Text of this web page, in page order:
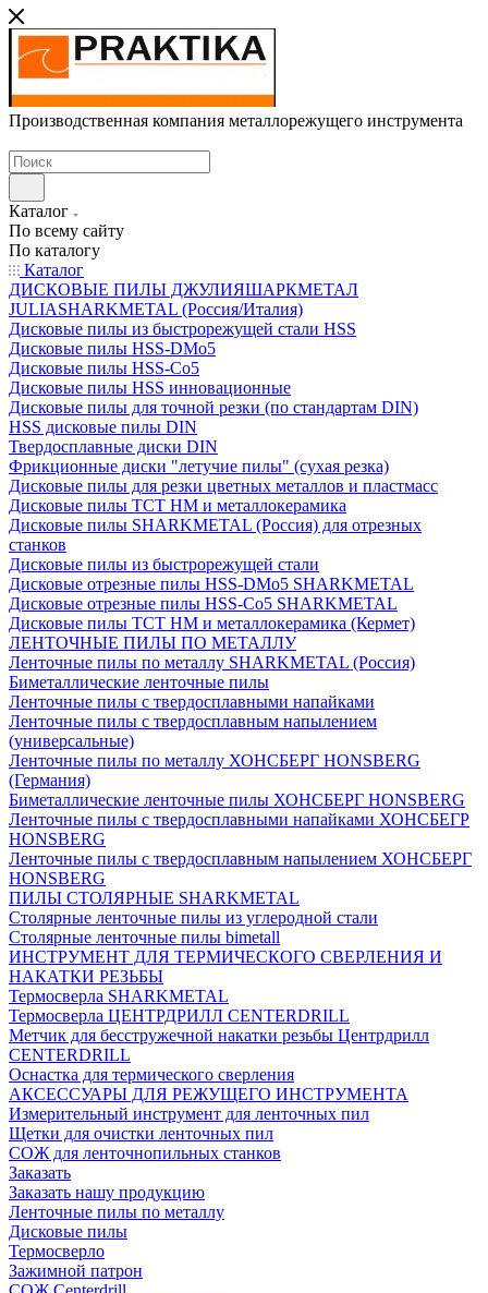
Производственная компания металлорежущего инструмента
Каталог
По всему сайту
По каталогу
Каталог
ДИСКОВЫЕ ПИЛЫ ДЖУЛИЯШАРКМЕТАЛ
JULIASHARKMETAL (Россия/Италия)
Дисковые пилы из быстрорежущей стали HSS
Дисковые пилы HSS-DMo5
Дисковые пилы HSS-Co5
Дисковые пилы HSS инновационные
Дисковые пилы для точной резки (по стандартам DIN)
HSS дисковые пилы DIN
Твердосплавные диски DIN
Фрикционные диски "летучие пилы" (сухая резка)
Дисковые пилы для резки цветных металлов и пластмасс
Дисковые пилы ТСТ НМ и металлокерамика
Дисковые пилы SHARKMETAL (Россия) для отрезных
станков
Дисковые пилы из быстрорежущей стали
Дисковые отрезные пилы HSS-DMo5 SHARKMETAL
Дисковые отрезные пилы HSS-Co5 SHARKMETAL
Дисковые пилы ТСТ НМ и металлокерамика (Кермет)
ЛЕНТОЧНЫЕ ПИЛЫ ПО МЕТАЛЛУ
Ленточные пилы по металлу SHARKMETAL (Россия)
Биметаллические ленточные пилы
Ленточные пилы с твердосплавными напайками
Ленточные пилы с твердосплавным напылением
(универсальные)
Ленточные пилы по металлу ХОНСБЕРГ HONSBERG
(Германия)
Биметаллические ленточные пилы ХОНСБЕРГ HONSBERG
Ленточные пилы с твердосплавными напайками ХОНСБЕГР
HONSBERG
Ленточные пилы с твердосплавным напылением ХОНСБЕРГ
HONSBERG
ПИЛЫ СТОЛЯРНЫЕ SHARKMETAL
Столярные ленточные пилы из углеродной стали
Столярные ленточные пилы bimetall
ИНСТРУМЕНТ ДЛЯ ТЕРМИЧЕСКОГО СВЕРЛЕНИЯ И
НАКАТКИ РЕЗЬБЫ
Термосверла SHARKMETAL
Термосверла ЦЕНТРДРИЛЛ CENTERDRILL
Метчик для бесстружечной накатки резьбы Центрдрилл
CENTERDRILL
Оснастка для термического сверления
АКСЕССУАРЫ ДЛЯ РЕЖУЩЕГО ИНСТРУМЕНТА
Измерительный инструмент для ленточных пил
Щетки для очистки ленточных пил
СОЖ для ленточнопильных станков
Заказать
Заказать нашу продукцию
Ленточные пилы по металлу
Дисковые пилы
Термосверло
Зажимной патрон